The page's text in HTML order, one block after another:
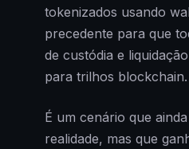
tokenizados usando
precedente para que
de custódia e
para trilhos blockchain.
É um cenário que
realidade, mas que